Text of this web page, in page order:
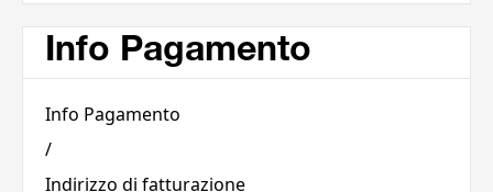
Info Pagamento
Info Pagamento
/
Indirizzo di fatturazione